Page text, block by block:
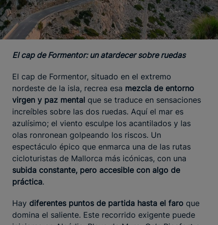
El cap de Formentor: un atardecer sobre ruedas
El cap de Formentor, situado en el extremo
nordeste de la isla, recrea esa mezcla de entorno
virgen y paz mental que se traduce en sensaciones
increíbles sobre las dos ruedas. Aquí el mar es
azulísimo; el viento esculpe los acantilados y las
olas ronronean golpeando los riscos. Un
espectáculo épico que enmarca una de las rutas
cicloturistas de Mallorca más icónicas, con una
subida constante, pero accesible con algo de
práctica.
Hay diferentes puntos de partida hasta el faro que
domina el saliente. Este recorrido exigente puede